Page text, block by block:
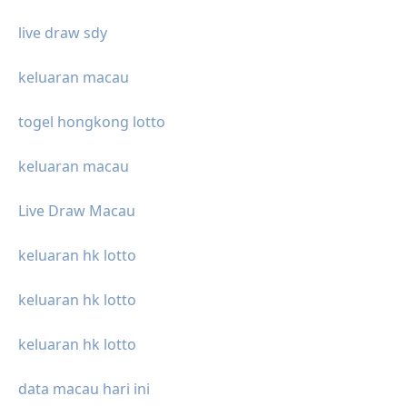
live draw sdy
keluaran macau
togel hongkong lotto
keluaran macau
Live Draw Macau
keluaran hk lotto
keluaran hk lotto
keluaran hk lotto
data macau hari ini